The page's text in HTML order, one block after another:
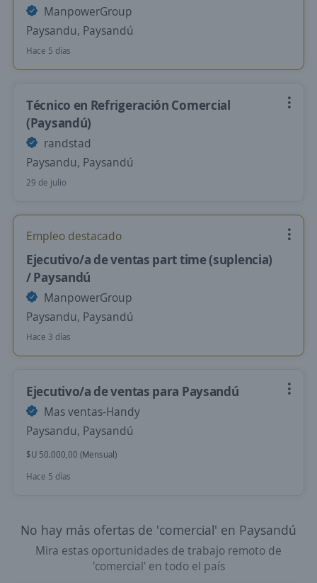
ManpowerGroup
Paysandu, Paysandú
Hace 5 días
Técnico en Refrigeración Comercial
(Paysandú)
randstad
Paysandu, Paysandú
29 de julio
Empleo destacado
Ejecutivo/a de ventas part time (suplencia)
/ Paysandú
ManpowerGroup
Paysandu, Paysandú
Hace 3 días
Ejecutivo/a de ventas para Paysandú
Mas ventas-Handy
Paysandu, Paysandú
$U 50.000,00 (Mensual)
Hace 5 días
No hay más ofertas de 'comercial' en Paysandú
Mira estas oportunidades de trabajo remoto de
'comercial' en todo el país